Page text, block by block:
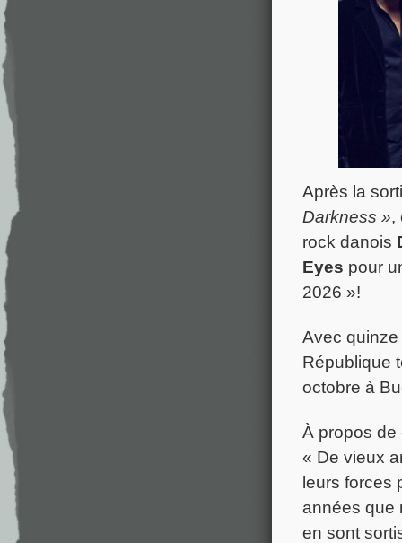
Après la
Darkness »,
rock danois
Eyes pour
2026 »!
Avec
République
octobre à
À propos
« De vieux
leurs forces
années que
en sont